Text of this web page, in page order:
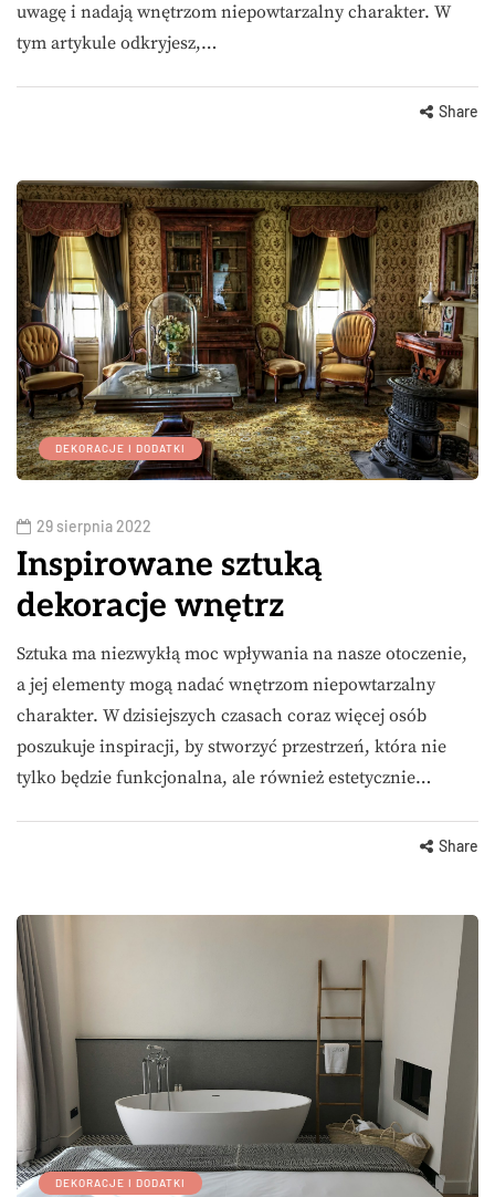
uwagę i nadają wnętrzom niepowtarzalny charakter. W
tym artykule odkryjesz,…
Share
DEKORACJE I DODATKI
29 sierpnia 2022
Inspirowane sztuką
dekoracje wnętrz
Sztuka ma niezwykłą moc wpływania na nasze otoczenie,
a jej elementy mogą nadać wnętrzom niepowtarzalny
charakter. W dzisiejszych czasach coraz więcej osób
poszukuje inspiracji, by stworzyć przestrzeń, która nie
tylko będzie funkcjonalna, ale również estetycznie…
Share
DEKORACJE I DODATKI